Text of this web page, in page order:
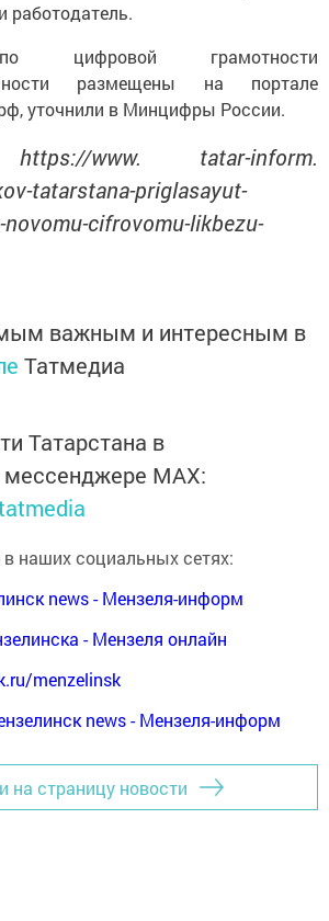
работодатель.
цифровой грамотности
размещены на портале
уточнили в Минцифры России.
www. tatar-inform.
tatarstana-priglasayut-
cifrovomu-likbezu-
важным и интересным в
Татмедиа
Татарстана в
MАХ:
наших социальных сетях:
news - Мензеля-информ
- Мензеля онлайн
menzelinsk
news - Мензеля-информ
на страницу новости